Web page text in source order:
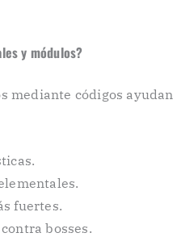
y módulos?
mediante códigos ayudan
fuertes.
bosses.